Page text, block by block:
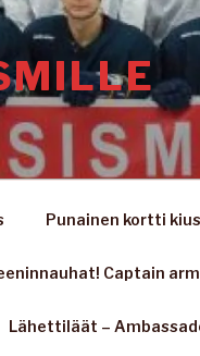
Punainen kortti
Captain
Lähettiläät –